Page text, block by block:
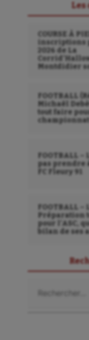
COURSE À
inscriptions
2026 de La
Montdidier
FOOTBALL
Michaël
tout faire
FOOTBALL –
pas prendre
FC Fleury 91
FOOTBALL –
Préparation
pour l’ASC,
bilan de ses